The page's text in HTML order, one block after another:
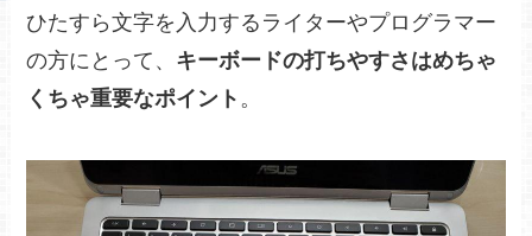
ひたすら文字を入力するライターやプログラマー
の方にとって、 キーボードの打ちやすさはめちゃ
くちゃ重要なポイント 。